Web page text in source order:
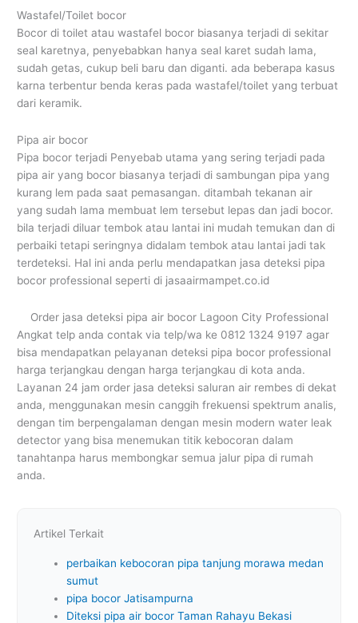
Wastafel/Toilet bocor
Bocor di toilet atau wastafel bocor biasanya terjadi di sekitar
seal karetnya, penyebabkan hanya seal karet sudah lama,
sudah getas, cukup beli baru dan diganti. ada beberapa kasus
karna terbentur benda keras pada wastafel/toilet yang terbuat
dari keramik.
Pipa air bocor
Pipa bocor terjadi Penyebab utama yang sering terjadi pada
pipa air yang bocor biasanya terjadi di sambungan pipa yang
kurang lem pada saat pemasangan. ditambah tekanan air
yang sudah lama membuat lem tersebut lepas dan jadi bocor.
bila terjadi diluar tembok atau lantai ini mudah temukan dan di
perbaiki tetapi seringnya didalam tembok atau lantai jadi tak
terdeteksi. Hal ini anda perlu mendapatkan jasa deteksi pipa
bocor professional seperti di jasaairmampet.co.id
Order jasa deteksi pipa air bocor Lagoon City Professional
Angkat telp anda contak via telp/wa ke 0812 1324 9197 agar
bisa mendapatkan pelayanan deteksi pipa bocor professional
harga terjangkau dengan harga terjangkau di kota anda.
Layanan 24 jam order jasa deteksi saluran air rembes di dekat
anda, menggunakan mesin canggih frekuensi spektrum analis,
dengan tim berpengalaman dengan mesin modern water leak
detector yang bisa menemukan titik kebocoran dalam
tanahtanpa harus membongkar semua jalur pipa di rumah
anda.
Artikel Terkait
perbaikan kebocoran pipa tanjung morawa medan
sumut
pipa bocor Jatisampurna
Diteksi pipa air bocor Taman Rahayu Bekasi